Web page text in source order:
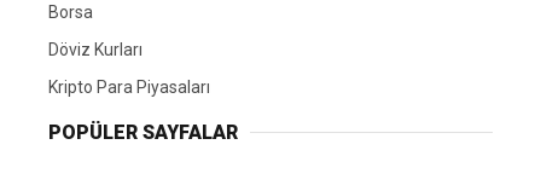
Borsa
Döviz Kurları
Kripto Para Piyasaları
POPÜLER SAYFALAR